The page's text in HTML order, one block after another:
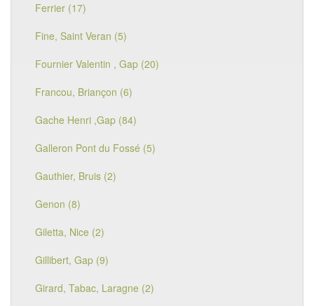
Ferrier (17)
Fine, Saint Veran (5)
Fournier Valentin , Gap (20)
Francou, Briançon (6)
Gache Henri ,Gap (84)
Galleron Pont du Fossé (5)
Gauthier, Bruis (2)
Genon (8)
Giletta, Nice (2)
Gillibert, Gap (9)
Girard, Tabac, Laragne (2)